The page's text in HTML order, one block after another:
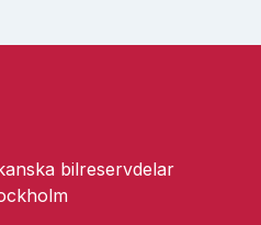
bilreservdelar